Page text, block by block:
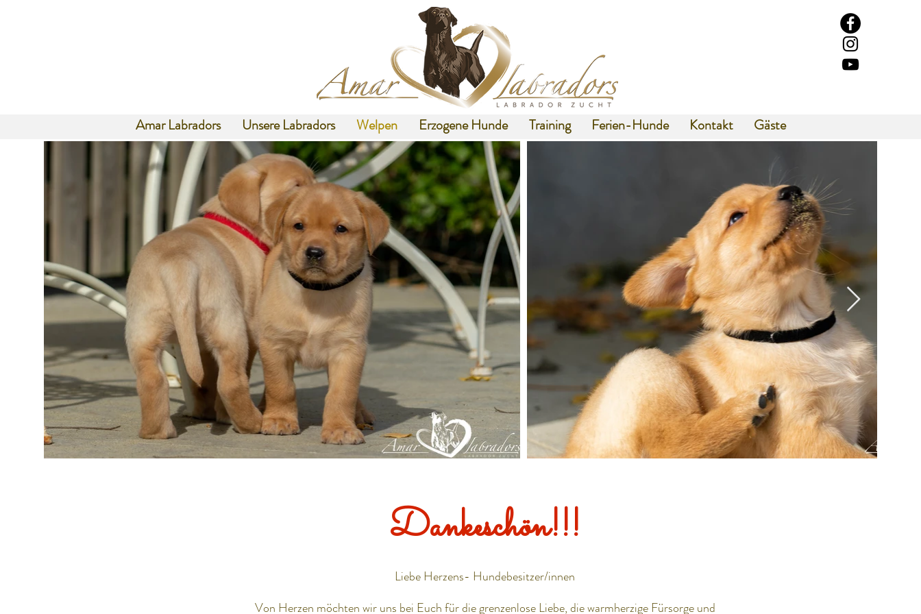
Amar Labradors Unsere Labradors Welpen Erzogene Hunde Training Ferien-Hunde Kontakt Gäste
Dankeschön!!!
Liebe Herzens- Hundebesitzer/innen
Von Herzen möchten wir uns bei Euch für die grenzenlose Liebe, die warmherzige Fürsorge und